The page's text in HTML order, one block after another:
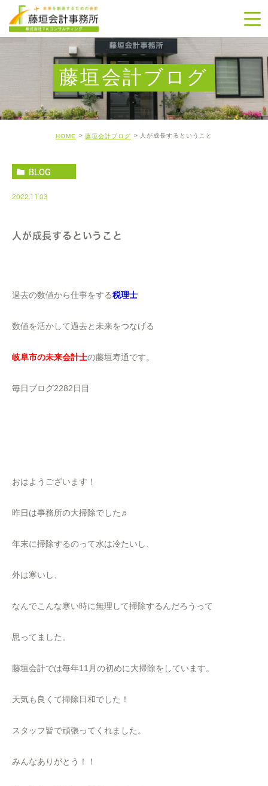
藤垣会計ブログ
HOME 藤垣会計ブログ 人が成長するということ
BLOG
2022.11.03
人が成長するということ
過去の数値から仕事をする税理士
数値を活かして過去と未来をつなげる
岐阜市の未来会計士の藤垣寿通です。
毎日ブログ2282日目
おはようございます！
昨日は事務所の大掃除でした♬
年末に掃除するのって水は冷たいし、
外は寒いし、
なんでこんな寒い時に無理して掃除するんだろうって
思ってました。
藤垣会計では毎年11月の初めに大掃除をしています。
天気も良くて掃除日和でした！
スタッフ皆で頑張ってくれました。
みんなありがとう！！